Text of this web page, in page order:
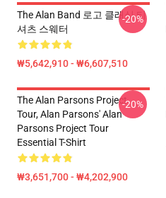
The Alan Band 로고 클래식 티
셔츠 스웨터
₩5,642,910 - ₩6,607,510
-20%
The Alan Parsons Project
Tour, Alan Parsons' Alan
Parsons Project Tour
Essential T-Shirt
₩3,651,700 - ₩4,202,900
-20%